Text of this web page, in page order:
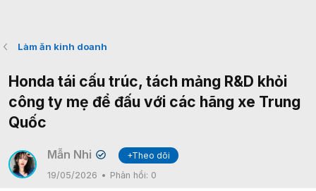
Làm ăn kinh doanh
Honda tái cấu trúc, tách mảng R&D khỏi
công ty mẹ để đấu với các hãng xe Trung
Quốc
Mẫn Nhi ✔
+Theo dõi
19/05/2026
Phản hồi: 0